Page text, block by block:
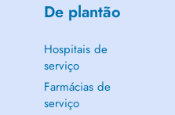
De plantão
Hospitais de
serviço
Farmácias de
serviço